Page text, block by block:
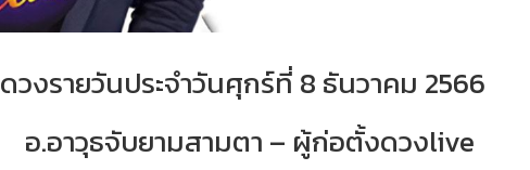
ดวงรายวันประจำวันศุกร์ที่ 8 ธันวาคม 2566
อ.อาวุธจับยามสามตา – ผู้ก่อตั้งดวงlive